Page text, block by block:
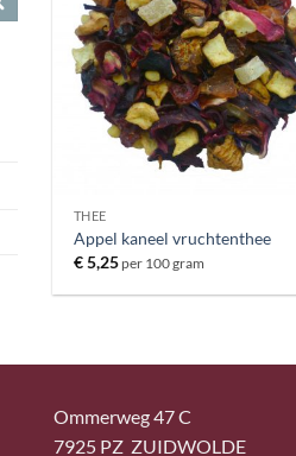
THEE
Appel kaneel vruchtenthee
€5,25per 100 gram
Ommerweg 47 C
7925 PZ ZUIDWOLDE